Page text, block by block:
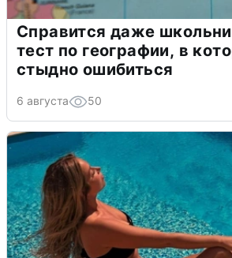
Справится даже
тест по географии, в
стыдно ошибиться
6 августа 50